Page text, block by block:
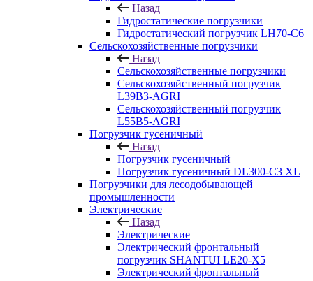
Назад
Гидростатические погрузчики
Гидростатический погрузчик LH70-C6
Сельскохозяйственные погрузчики
Назад
Сельскохозяйственные погрузчики
Сельскохозяйственный погрузчик
L39B3-AGRI
Сельскохозяйственный погрузчик
L55B5-AGRI
Погрузчик гусеничный
Назад
Погрузчик гусеничный
Погрузчик гусеничный DL300-C3 XL
Погрузчики для лесодобывающей
промышленности
Электрические
Назад
Электрические
Электрический фронтальный
погрузчик SHANTUI LE20-X5
Электрический фронтальный